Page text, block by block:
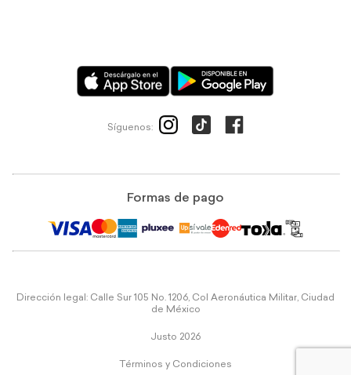
Síguenos:
Formas de pago
Dirección legal: Calle Sur 105 No. 1206, Col Aeronáutica Militar, Ciudad
de México
Justo 2026
Términos y Condiciones